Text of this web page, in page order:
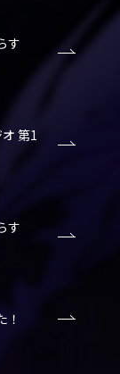
す
第1
す
！